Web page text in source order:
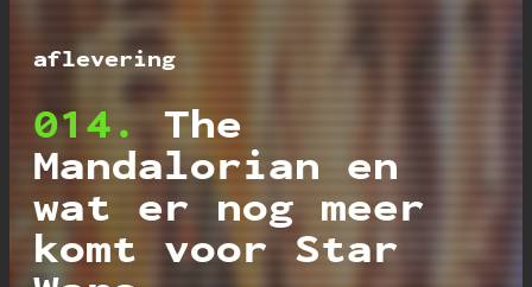
aflevering
014. The
Mandalorian en
wat er nog meer
komt voor Star